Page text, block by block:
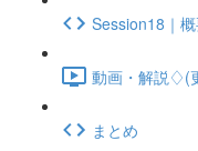
Session18｜
動画・解説♢(
まとめ